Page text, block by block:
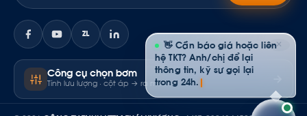
ZL
Công cụ chọn bơm
Tính lưu lượng · cột áp → ra model
✕
👋 Cần báo giá hoặc liên
hệ TKT? Anh/chị để lại
thông tin, kỹ sư gọi lại
trong 24h.